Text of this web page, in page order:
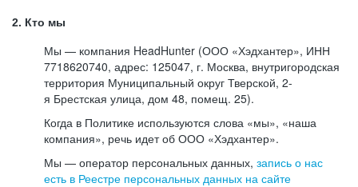
2. Кто мы
Мы — компания HeadHunter (ООО «Хэдхантер», ИНН
7718620740, адрес: 125047, г. Москва, внутригородская
территория Муниципальный округ Тверской, 2-
я Брестская улица, дом 48, помещ. 25).
Когда в Политике используются слова «мы», «наша
компания», речь идет об ООО «Хэдхантер».
Мы — оператор персональных данных, запись о нас
есть в Реестре персональных данных на сайте